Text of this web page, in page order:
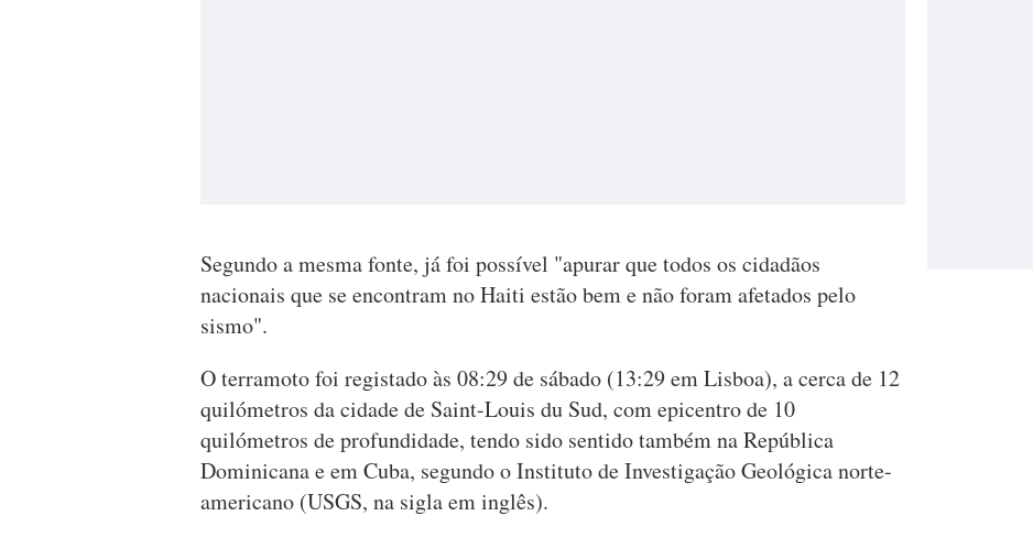
Segundo a mesma fonte, já foi possível "apurar que todos os cidadãos
nacionais que se encontram no Haiti estão bem e não foram afetados pelo
sismo".
O terramoto foi registado às 08:29 de sábado (13:29 em Lisboa), a cerca de 12
quilómetros da cidade de Saint-Louis du Sud, com epicentro de 10
quilómetros de profundidade, tendo sido sentido também na República
Dominicana e em Cuba, segundo o Instituto de Investigação Geológica norte-
americano (USGS, na sigla em inglês).